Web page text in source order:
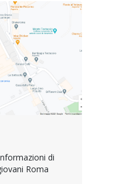
euro per
di
Roma